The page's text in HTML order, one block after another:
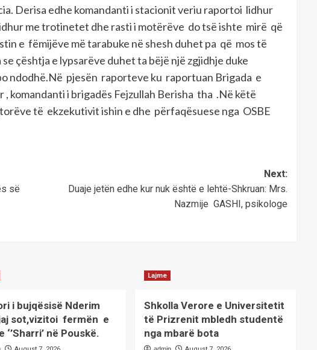
Derisa edhe komandanti i stacionit veriu raportoi lidhur
me trotinetet dhe rasti i motërëve do tsë ishte mirë që
e fëmijëve më tarabuke në shesh duhet pa që mos të
çështja e lypsarëve duhet ta bëjë një zgjidhje duke
ndodhë.Në pjesën raporteve ku raportuan Brigada e
komandanti i brigadës Fejzullah Berisha tha .Në këtë
të ekzekutivit ishin e dhe përfaqësuese nga OSBE
së
Next:
Duaje jetën edhe kur nuk është e lehtë-Shkruan: Mrs.
Nazmije GASHI, psikologe
i bujqësisë Nderim
sot,vizitoi fermën e
‘’Sharri’ në Pouskë.
Lajme
Shkolla Verore e Universitetit
të Prizrenit mbledh studentë
nga mbarë bota